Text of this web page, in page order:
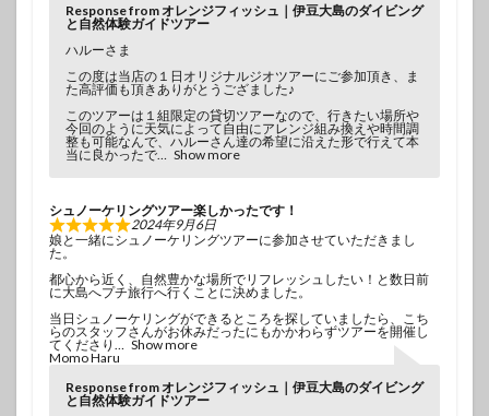
Response from オレンジフィッシュ｜伊豆大島のダイビング
と自然体験ガイドツアー
ハルーさま
この度は当店の１日オリジナルジオツアーにご参加頂き、ま
た高評価も頂きありがとうござました♪
このツアーは１組限定の貸切ツアーなので、行きたい場所や
今回のように天気によって自由にアレンジ組み換えや時間調
整も可能なんで、ハルーさん達の希望に沿えた形で行えて本
当に良かったで
Show more
シュノーケリングツアー楽しかったです！
2024年9月6日
娘と一緒にシュノーケリングツアーに参加させていただきまし
た。
都心から近く、自然豊かな場所でリフレッシュしたい！と数日前
に大島へプチ旅行へ行くことに決めました。
当日シュノーケリングができるところを探していましたら、こち
らのスタッフさんがお休みだったにもかかわらずツアーを開催し
てくださり
Show more
Momo Haru
Response from オレンジフィッシュ｜伊豆大島のダイビング
と自然体験ガイドツアー